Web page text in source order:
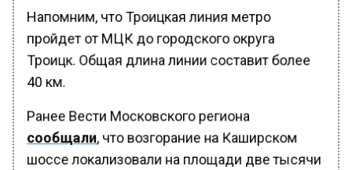
Напомним, что Троицкая линия метро
пройдет от МЦК до городского округа
Троицк. Общая длина линии составит более
40 км.
Ранее Вести Московского региона
сообщали, что возгорание на Каширском
шоссе локализовали на площади две тысячи